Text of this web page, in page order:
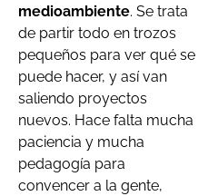
medioambiente. Se trata
de partir todo en trozos
pequeños para ver qué se
puede hacer, y así van
saliendo proyectos
nuevos. Hace falta mucha
paciencia y mucha
pedagogía para
convencer a la gente,